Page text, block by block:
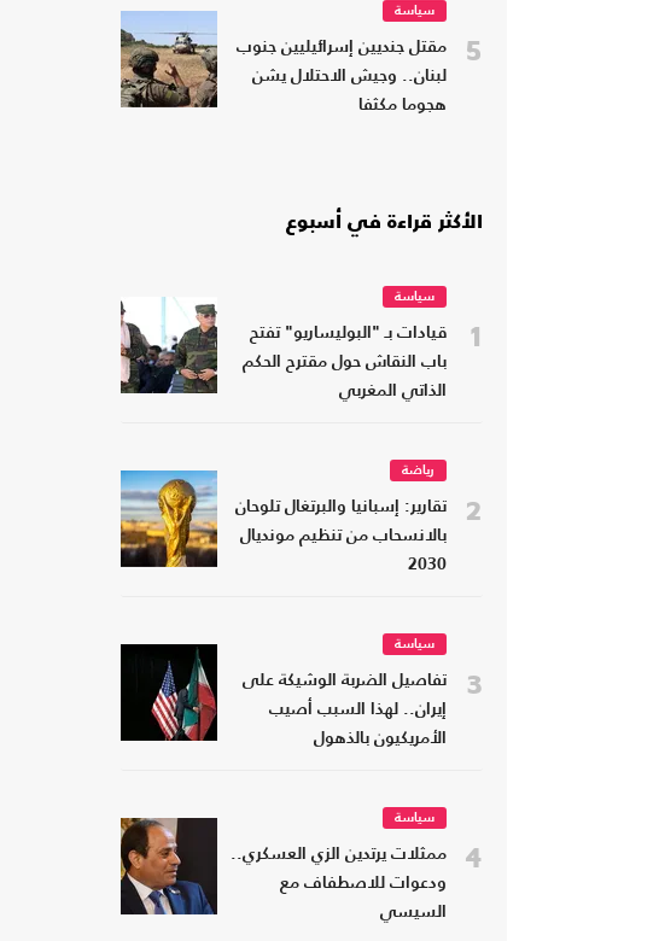
5
سياسة
مقتل جنديين إسرائيليين جنوب
لبنان.. وجيش الاحتلال يشن
هجوما مكثفا
الأكثر قراءة في أسبوع
1
سياسة
قيادات بـ "البوليساريو" تفتح
باب النقاش حول مقترح الحكم
الذاتي المغربي
2
رياضة
تقارير: إسبانيا والبرتغال تلوحان
بالانسحاب من تنظيم مونديال
2030
3
سياسة
تفاصيل الضربة الوشيكة على
إيران.. لهذا السبب أصيب
الأمريكيون بالذهول
4
سياسة
ممثلات يرتدين الزي العسكري..
ودعوات للاصطفاف مع
السيسي